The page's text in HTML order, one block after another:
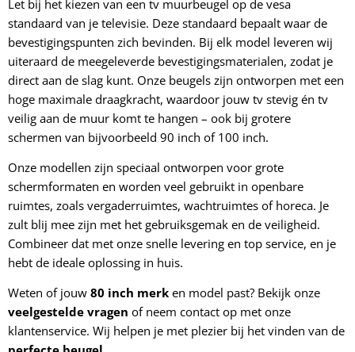
Let bij het kiezen van een tv muurbeugel op de vesa
standaard van je televisie. Deze standaard bepaalt waar de
bevestigingspunten zich bevinden. Bij elk model leveren wij
uiteraard de meegeleverde bevestigingsmaterialen, zodat je
direct aan de slag kunt. Onze beugels zijn ontworpen met een
hoge maximale draagkracht, waardoor jouw tv stevig én tv
veilig aan de muur komt te hangen – ook bij grotere
schermen van bijvoorbeeld 90 inch of 100 inch.
Onze modellen zijn speciaal ontworpen voor grote
schermformaten en worden veel gebruikt in openbare
ruimtes, zoals vergaderruimtes, wachtruimtes of horeca. Je
zult blij mee zijn met het gebruiksgemak en de veiligheid.
Combineer dat met onze snelle levering en top service, en je
hebt de ideale oplossing in huis.
Weten of jouw 80 inch merk en model past? Bekijk onze
veelgestelde vragen of neem contact op met onze
klantenservice. Wij helpen je met plezier bij het vinden van de